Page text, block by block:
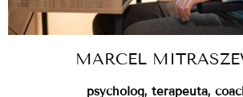
MARCEL
psycholog, terapeuta,